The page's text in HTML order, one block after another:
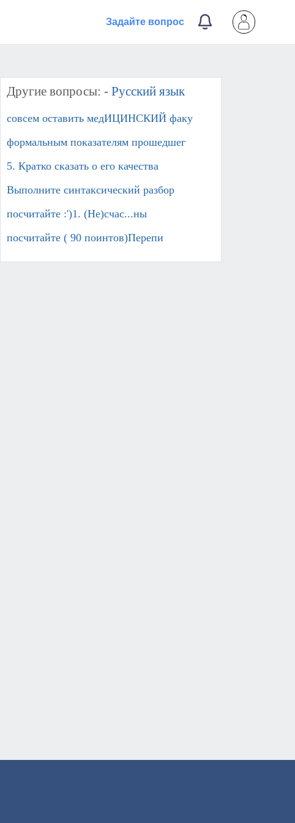
Задайте вопрос
Другие вопросы: - Русский язык
совсем оставить медИЦИНСКИЙ факу
формальным показателям прошедшег
5. Кратко сказать о его качества
Выполните синтаксический разбор
посчитайте :')1. (Не)счас...ны
посчитайте ( 90 поинтов)Перепи